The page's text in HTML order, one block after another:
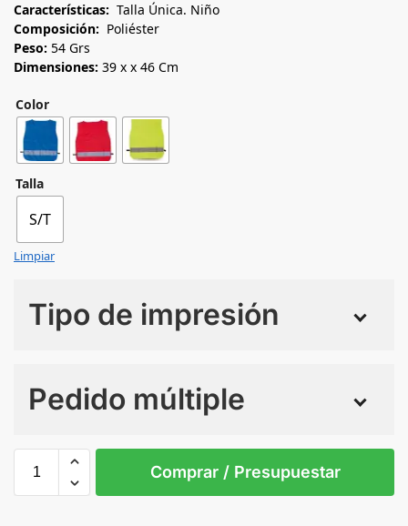
Características: Talla Única. Niño
Composición: Poliéster
Peso: 54 Grs
Dimensiones: 39 x x 46 Cm
Color
Talla
S/T
Limpiar
Tipo de impresión
Pedido múltiple
S/T
Comprar / Presupuestar